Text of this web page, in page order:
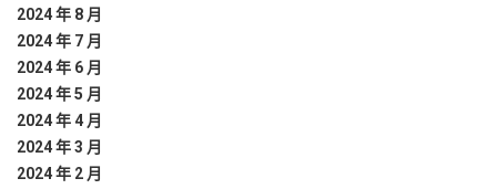
2024 年 8 月
2024 年 7 月
2024 年 6 月
2024 年 5 月
2024 年 4 月
2024 年 3 月
2024 年 2 月